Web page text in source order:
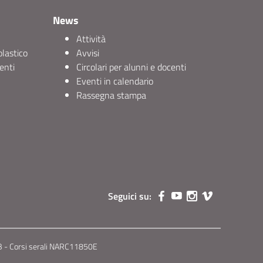
News
Attività
Avvisi
Circolari per alunni e docenti
Eventi in calendario
Rassegna stampa
Seguici su:
- Corsi serali NARC11850E